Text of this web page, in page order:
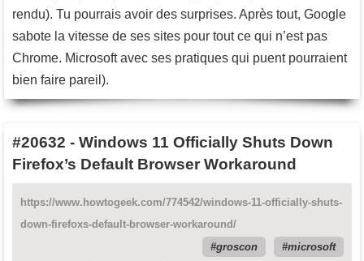
rendu). Tu pourrais avoir des surprises. Après tout, Google
sabote la vitesse de ses sites pour tout ce qui n’est pas
Chrome. Microsoft avec ses pratiques qui puent pourraient
bien faire pareil).
#20632 - Windows 11 Officially Shuts Down
Firefox’s Default Browser Workaround
https://www.howtogeek.com/774542/windows-11-officially-shuts-
down-firefoxs-default-browser-workaround/
groscon
microsoft